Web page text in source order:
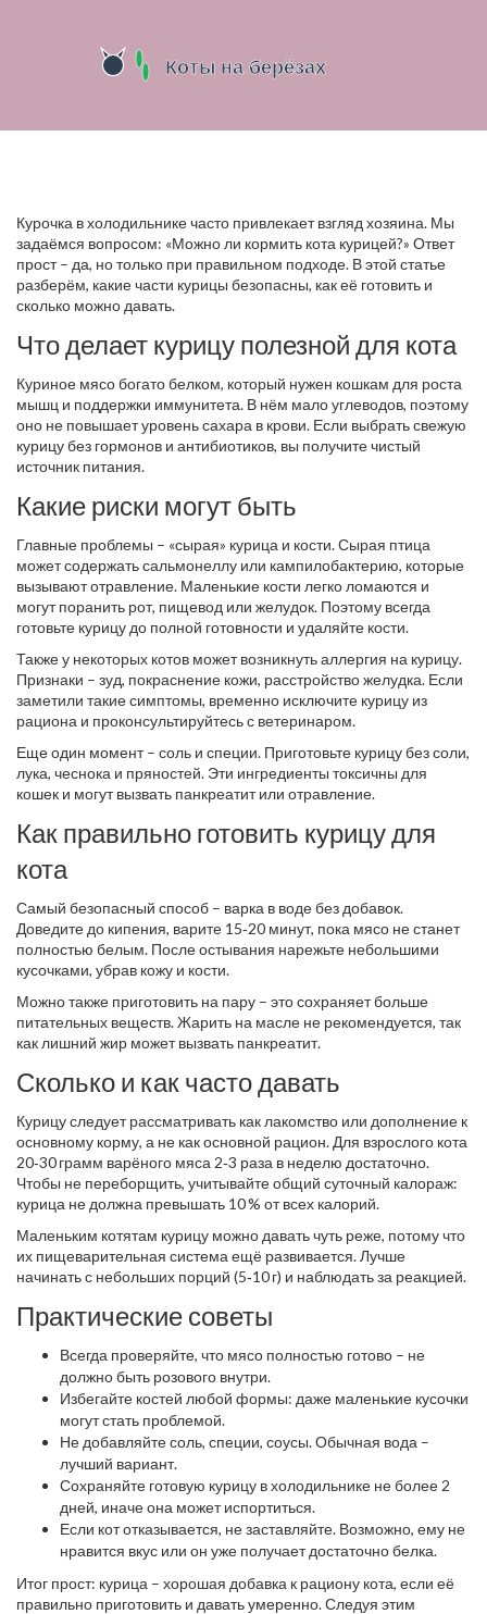
Курочка в холодильнике часто привлекает взгляд хозяина. Мы
задаёмся вопросом: «Можно ли кормить кота курицей?» Ответ
прост – да, но только при правильном подходе. В этой статье
разберём, какие части курицы безопасны, как её готовить и
сколько можно давать.
Что делает курицу полезной для кота
Куриное мясо богато белком, который нужен кошкам для роста
мышц и поддержки иммунитета. В нём мало углеводов, поэтому
оно не повышает уровень сахара в крови. Если выбрать свежую
курицу без гормонов и антибиотиков, вы получите чистый
источник питания.
Какие риски могут быть
Главные проблемы – «сырая» курица и кости. Сырая птица
может содержать сальмонеллу или кампилобактерию, которые
вызывают отравление. Маленькие кости легко ломаются и
могут поранить рот, пищевод или желудок. Поэтому всегда
готовьте курицу до полной готовности и удаляйте кости.
Также у некоторых котов может возникнуть аллергия на курицу.
Признаки – зуд, покраснение кожи, расстройство желудка. Если
заметили такие симптомы, временно исключите курицу из
рациона и проконсультируйтесь с ветеринаром.
Еще один момент – соль и специи. Приготовьте курицу без соли,
лука, чеснока и пряностей. Эти ингредиенты токсичны для
кошек и могут вызвать панкреатит или отравление.
Как правильно готовить курицу для
кота
Самый безопасный способ – варка в воде без добавок.
Доведите до кипения, варите 15‑20 минут, пока мясо не станет
полностью белым. После остывания нарежьте небольшими
кусочками, убрав кожу и кости.
Можно также приготовить на пару – это сохраняет больше
питательных веществ. Жарить на масле не рекомендуется, так
как лишний жир может вызвать панкреатит.
Сколько и как часто давать
Курицу следует рассматривать как лакомство или дополнение к
основному корму, а не как основной рацион. Для взрослого кота
20‑30 грамм варёного мяса 2‑3 раза в неделю достаточно.
Чтобы не переборщить, учитывайте общий суточный калораж:
курица не должна превышать 10 % от всех калорий.
Маленьким котятам курицу можно давать чуть реже, потому что
их пищеварительная система ещё развивается. Лучше
начинать с небольших порций (5‑10 г) и наблюдать за реакцией.
Практические советы
Всегда проверяйте, что мясо полностью готово – не
должно быть розового внутри.
Избегайте костей любой формы: даже маленькие кусочки
могут стать проблемой.
Не добавляйте соль, специи, соусы. Обычная вода –
лучший вариант.
Сохраняйте готовую курицу в холодильнике не более 2
дней, иначе она может испортиться.
Если кот отказывается, не заставляйте. Возможно, ему не
нравится вкус или он уже получает достаточно белка.
Итог прост: курица – хорошая добавка к рациону кота, если её
правильно приготовить и давать умеренно. Следуя этим